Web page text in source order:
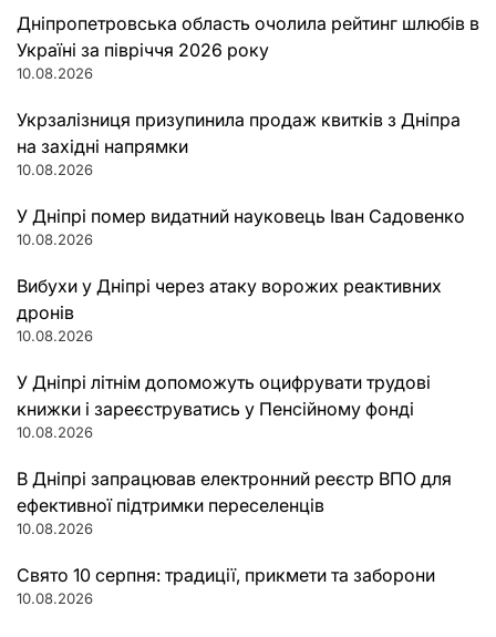
Дніпропетровська область очолила рейтинг шлюбів в
Україні за півріччя 2026 року
10.08.2026
Укрзалізниця призупинила продаж квитків з Дніпра
на західні напрямки
10.08.2026
У Дніпрі помер видатний науковець Іван Садовенко
10.08.2026
Вибухи у Дніпрі через атаку ворожих реактивних
дронів
10.08.2026
У Дніпрі літнім допоможуть оцифрувати трудові
книжки і зареєструватись у Пенсійному фонді
10.08.2026
В Дніпрі запрацював електронний реєстр ВПО для
ефективної підтримки переселенців
10.08.2026
Свято 10 серпня: традиції, прикмети та заборони
10.08.2026